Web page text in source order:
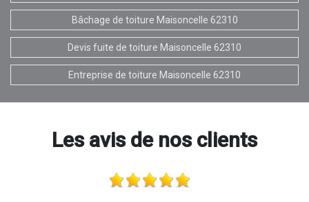
Bâchage de toiture Maisoncelle 62310
Devis fuite de toiture Maisoncelle 62310
Entreprise de toiture Maisoncelle 62310
Les avis de nos clients